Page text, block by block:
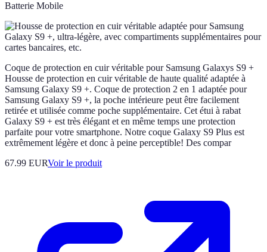
Batterie Mobile
Coque de protection en cuir véritable pour Samsung Galaxys S9 +
Housse de protection en cuir véritable de haute qualité adaptée à
Samsung Galaxy S9 +. Coque de protection 2 en 1 adaptée pour
Samsung Galaxy S9 +, la poche intérieure peut être facilement
retirée et utilisée comme poche supplémentaire. Cet étui à rabat
Galaxy S9 + est très élégant et en même temps une protection
parfaite pour votre smartphone. Notre coque Galaxy S9 Plus est
extrêmement légère et donc à peine perceptible! Des compar
67.99 EURVoir le produit